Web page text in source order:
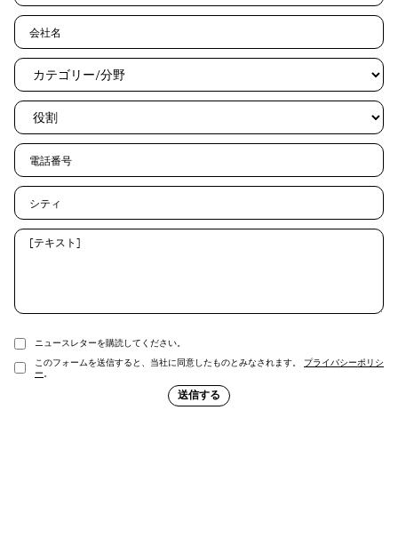
このフォームを送信すると、当社に同意したものとみなされます。 プライバシーポリシ
ー。
ニュースレターを購読してください。